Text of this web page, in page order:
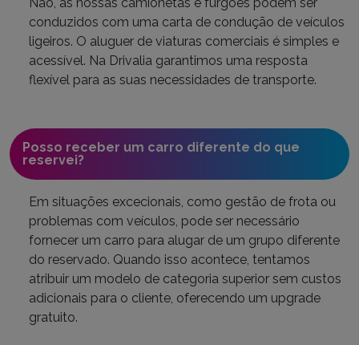
Não, as nossas camionetas e furgões podem ser
conduzidos com uma carta de condução de veículos
ligeiros. O aluguer de viaturas comerciais é simples e
acessível. Na Drivalia garantimos uma resposta
flexível para as suas necessidades de transporte.
Posso receber um carro diferente do que
reservei?
Em situações excecionais, como gestão de frota ou
problemas com veículos, pode ser necessário
fornecer um carro para alugar de um grupo diferente
do reservado. Quando isso acontece, tentamos
atribuir um modelo de categoria superior sem custos
adicionais para o cliente, oferecendo um upgrade
gratuito.